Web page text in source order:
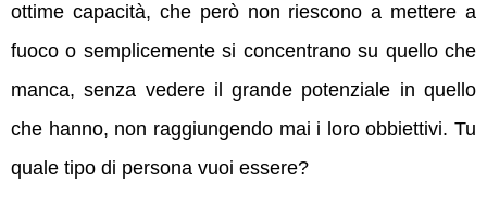
ottime capacità, che però non riescono a mettere a
fuoco o semplicemente si concentrano su quello che
manca, senza vedere il grande potenziale in quello
che hanno, non raggiungendo mai i loro obbiettivi. Tu
quale tipo di persona vuoi essere?